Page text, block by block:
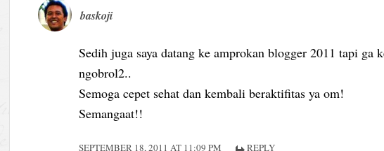
baskoji
Sedih juga saya datang ke amprokan blogger 2011 tapi ga
ngobrol2..
Semoga cepet sehat dan kembali beraktifitas ya om!
Semangaat!!
SEPTEMBER 18, 2011 AT 11:09 PM REPLY